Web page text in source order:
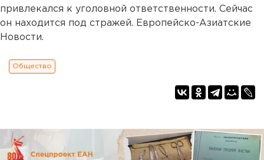
привлекался к уголовной ответственности. Сейчас
он находится под стражей. Европейско-Азиатские
Новости.
Общество